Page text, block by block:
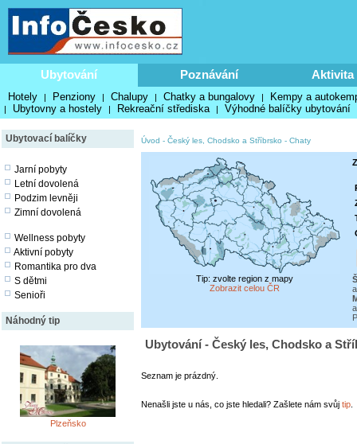
Ubytování Poznávání Aktivita
Hotely | Penziony | Chalupy | Chatky a bungalovy | Kempy a
| Ubytovny a hostely | Rekreační střediska | Výhodné balíčky ubytování
Ubytovací balíčky
Jarní pobyty
Letní dovolená
Podzim levněji
Zimní dovolená
Wellness pobyty
Aktivní pobyty
Romantika pro dva
S dětmi
Senioři
Náhodný tip
Plzeňsko
Úvod - Český les, Chodsko a Stříbrsko - Chaty
Tip: zvolte region z mapy
Zobrazit celou ČR
Ubytování - Český les, Chodsko a
Seznam je prázdný.
Nenašli jste u nás, co jste hledali? Zašlete nám svůj tip